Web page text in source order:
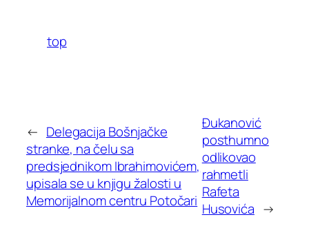
top
← Delegacija Bošnjačke
stranke, na čelu sa
predsjednikom Ibrahimovićem,
upisala se u knjigu žalosti u
Memorijalnom centru Potočari
Đukanović
posthumno
odlikovao
rahmetli
Rafeta
Husovića →